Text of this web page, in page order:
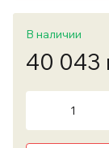
В наличии
40 043